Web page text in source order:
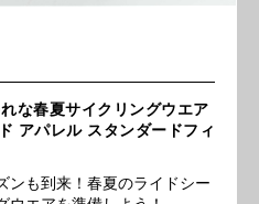
な春夏サイクリングウエア
アパレル スタンダードフィ
ンも到来！春夏のライドシー